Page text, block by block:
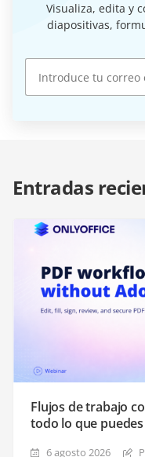
Visualiza, edita y
diapositivas,
Entradas
Flujos de trabajo
todo lo que puedes
6 agosto 2026